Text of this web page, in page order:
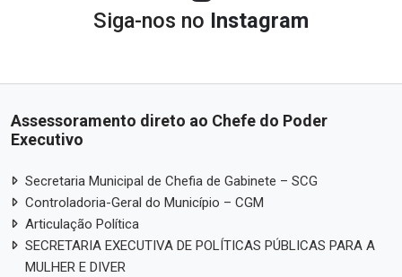
Siga-nos no Instagram
Assessoramento direto ao Chefe do Poder
Executivo
Secretaria Municipal de Chefia de Gabinete – SCG
Controladoria-Geral do Município – CGM
Articulação Política
SECRETARIA EXECUTIVA DE POLÍTICAS PÚBLICAS PARA A
MULHER E DIVER